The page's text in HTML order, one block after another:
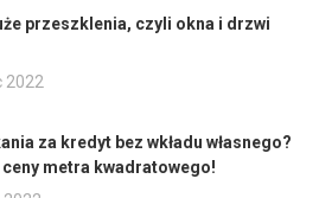
przeszklenia, czyli okna i drzwi
2022
za kredyt bez wkładu własnego?
metra kwadratowego!